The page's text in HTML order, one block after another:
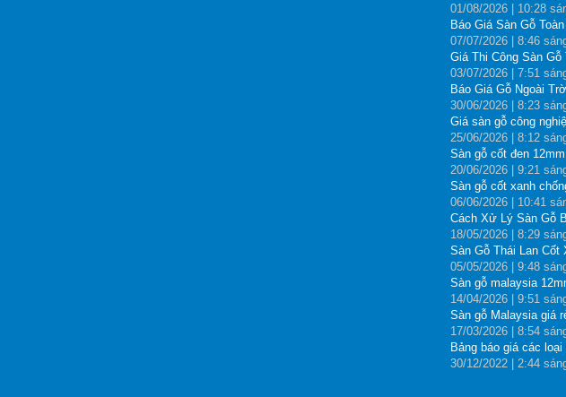
01/08/2026 | 10:28
Báo Giá Sàn Gỗ
07/07/2026 | 8:46
Giá Thi Công Sàn
03/07/2026 | 7:51
Báo Giá Gỗ Ngoài
30/06/2026 | 8:23
Giá sàn gỗ công
25/06/2026 | 8:12
Sàn gỗ cốt đen
20/06/2026 | 9:21
Sàn gỗ cốt xanh
06/06/2026 | 10:41
Cách Xử Lý Sàn Gỗ
18/05/2026 | 8:29
Sàn Gỗ Thái Lan Cốt
05/05/2026 | 9:48
Sàn gỗ malaysia
14/04/2026 | 9:51
Sàn gỗ Malaysia giá
17/03/2026 | 8:54
Bảng báo giá các
30/12/2022 | 2:44